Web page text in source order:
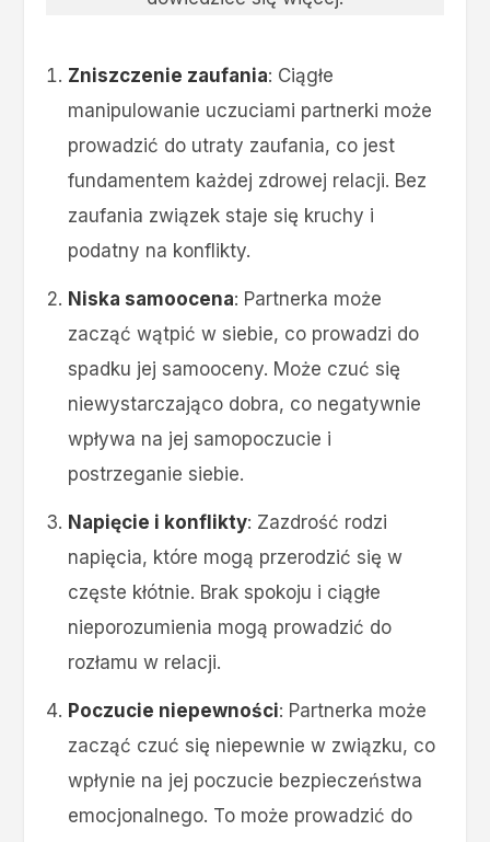
Zniszczenie zaufania: Ciągłe
manipulowanie uczuciami partnerki może
prowadzić do utraty zaufania, co jest
fundamentem każdej zdrowej relacji. Bez
zaufania związek staje się kruchy i
podatny na konflikty.
Niska samoocena: Partnerka może
zacząć wątpić w siebie, co prowadzi do
spadku jej samooceny. Może czuć się
niewystarczająco dobra, co negatywnie
wpływa na jej samopoczucie i
postrzeganie siebie.
Napięcie i konflikty: Zazdrość rodzi
napięcia, które mogą przerodzić się w
częste kłótnie. Brak spokoju i ciągłe
nieporozumienia mogą prowadzić do
rozłamu w relacji.
Poczucie niepewności: Partnerka może
zacząć czuć się niepewnie w związku, co
wpłynie na jej poczucie bezpieczeństwa
emocjonalnego. To może prowadzić do